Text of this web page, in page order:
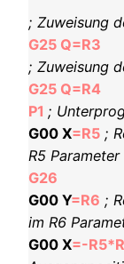
; Zuweisung
G25 Q=R3
; Zuweisung
G25 Q=R4
P1 ;
G00 X=R5 ;
R5 Parameter
G26
G00 Y=R6 ;
im R6
G00 X=-